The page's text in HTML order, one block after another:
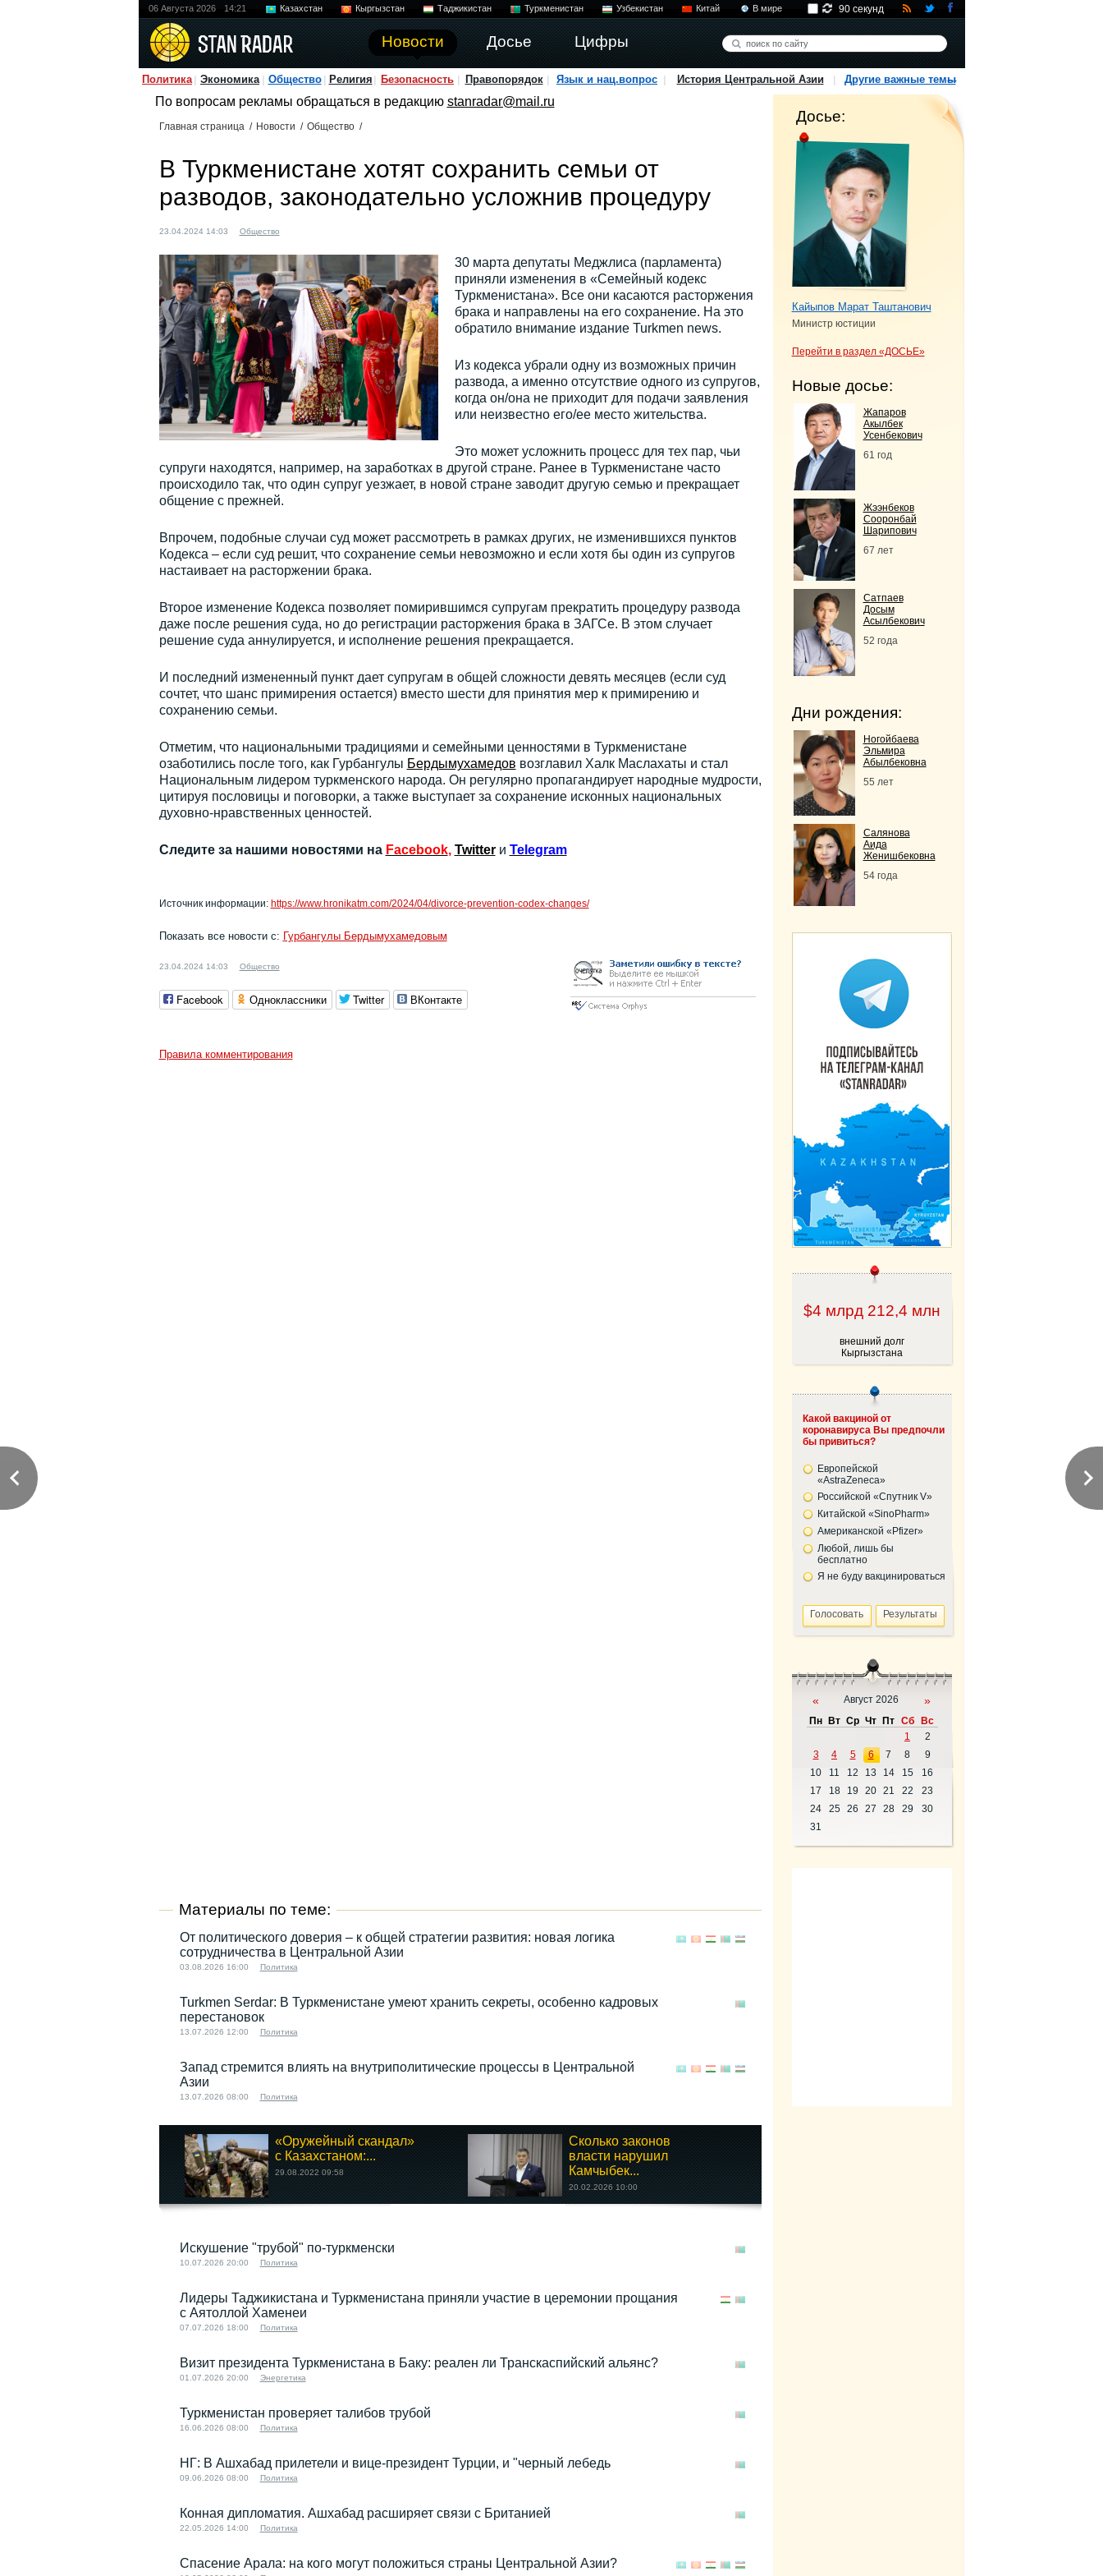
06 Августа 2026 14:21 Казахстан Кыргызстан Таджикистан Туркменистан Узбекистан Китай В мире
Новости Досье Цифры
90 секунд
Политика Экономика Общество Религия Безопасность Правопорядок Язык и нац.вопрос История Центральной Азии Другие важные темы
По вопросам рекламы обращаться в редакцию stanradar@mail.ru
Главная страница / Новости / Общество /
В Туркменистане хотят сохранить семьи от
разводов, законодательно усложнив процедуру
23.04.2024 14:03 Общество
30 марта депутаты Меджлиса (парламента)
приняли изменения в «Семейный кодекс
Туркменистана». Все они касаются расторжения
брака и направлены на его сохранение. На это
обратило внимание издание Turkmen news.
Из кодекса убрали одну из возможных причин
развода, а именно отсутствие одного из супругов,
когда он/она не приходит для подачи заявления
или неизвестно его/ее место жительства.
Это может усложнить процесс для тех пар, чьи
супруги находятся, например, на заработках в другой стране. Ранее в Туркменистане часто
происходило так, что один супруг уезжает, в новой стране заводит другую семью и прекращает
общение с прежней.
Впрочем, подобные случаи суд может рассмотреть в рамках других, не изменившихся пунктов
Кодекса – если суд решит, что сохранение семьи невозможно и если хотя бы один из супругов
настаивает на расторжении брака.
Второе изменение Кодекса позволяет помирившимся супругам прекратить процедуру развода
даже после решения суда, но до регистрации расторжения брака в ЗАГСе. В этом случает
решение суда аннулируется, и исполнение решения прекращается.
И последний измененный пункт дает супругам в общей сложности девять месяцев (если суд
сочтет, что шанс примирения остается) вместо шести для принятия мер к примирению и
сохранению семьи.
Отметим, что национальными традициями и семейными ценностями в Туркменистане
озаботились после того, как Гурбангулы Бердымухамедов возглавил Халк Маслахаты и стал
Национальным лидером туркменского народа. Он регулярно пропагандирует народные мудрости,
цитируя пословицы и поговорки, а также выступает за сохранение исконных национальных
духовно-нравственных ценностей.
Следите за нашими новостями на Facebook, Twitter и Telegram
Источник информации: https://www.hronikatm.com/2024/04/divorce-prevention-codex-changes/
Показать все новости с: Гурбангулы Бердымухамедовым
23.04.2024 14:03 Общество
Facebook Одноклассники Twitter ВКонтакте
Правила комментирования
Материалы по теме:
От политического доверия – к общей стратегии развития: новая логика
сотрудничества в Центральной Азии
03.08.2026 16:00 Политика
Turkmen Serdar: В Туркменистане умеют хранить секреты, особенно кадровых
перестановок
13.07.2026 12:00 Политика
Запад стремится влиять на внутриполитические процессы в Центральной
Азии
13.07.2026 08:00 Политика
«Оружейный скандал»
с Казахстаном:...
29.08.2022 09:58
Сколько законов
власти нарушил
Камчыбек...
20.02.2026 10:00
Искушение "трубой" по-туркменски
10.07.2026 20:00 Политика
Лидеры Таджикистана и Туркменистана приняли участие в церемонии прощания
с Аятоллой Хаменеи
07.07.2026 18:00 Политика
Визит президента Туркменистана в Баку: реален ли Транскаспийский альянс?
01.07.2026 20:00 Энергетика
Туркменистан проверяет талибов трубой
16.06.2026 08:00 Политика
НГ: В Ашхабад прилетели и вице-президент Турции, и "черный лебедь
09.06.2026 08:00 Политика
Конная дипломатия. Ашхабад расширяет связи с Британией
22.05.2026 14:00 Политика
Спасение Арала: на кого могут положиться страны Центральной Азии?
Досье:
Кайыпов Марат Таштанович
Министр юстиции
Перейти в раздел «ДОСЬЕ»
Новые досье:
Жапаров
Акылбек
Усенбекович
61 год
Жээнбеков
Сооронбай
Шарипович
67 лет
Сатпаев
Досым
Асылбекович
52 года
Дни рождения:
Ногойбаева
Эльмира
Абылбековна
55 лет
Салянова
Аида
Женишбековна
54 года
$4 млрд 212,4 млн
внешний долг
Кыргызстана
Какой вакциной от
коронавируса Вы предпочли
бы привиться?
Европейской
«AstraZeneca»
Российской «Спутник V»
Китайской «SinoPharm»
Американской «Pfizer»
Любой, лишь бы
бесплатно
Я не буду вакцинироваться
« Август 2026 »
Пн Вт Ср Чт Пт Сб
Вс
1
2
3
4 5 6 7 8
9
10
11 12 13 14 15
16
17
18 19 20 21 22
23
24
25 26 27 28 29
30
31